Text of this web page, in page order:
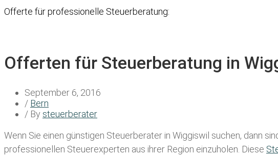
Offerte für professionelle Steuerberatung:
Offerten für Steuerberatung in
September 6, 2016
/ Bern
/ By steuerberater
Wenn Sie einen günstigen Steuerberater in Wiggiswil suchen, dann
professionellen Steuerexperten aus ihrer Region einzuholen. Diese